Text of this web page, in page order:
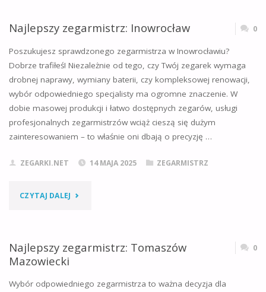
Najlepszy zegarmistrz: Inowrocław 0
Poszukujesz sprawdzonego zegarmistrza w Inowrocławiu?
Dobrze trafiłeś! Niezależnie od tego, czy Twój zegarek wymaga
drobnej naprawy, wymiany baterii, czy kompleksowej renowacji,
wybór odpowiedniego specjalisty ma ogromne znaczenie. W
dobie masowej produkcji i łatwo dostępnych zegarów, usługi
profesjonalnych zegarmistrzów wciąż cieszą się dużym
zainteresowaniem – to właśnie oni dbają o precyzję …
ZEGARKI.NET 14 MAJA 2025 ZEGARMISTRZ
CZYTAJ DALEJ "NAJLEPSZY
INOWROCŁAW"
Najlepszy zegarmistrz: Tomaszów
Mazowiecki
0
Wybór odpowiedniego zegarmistrza to ważna decyzja dla